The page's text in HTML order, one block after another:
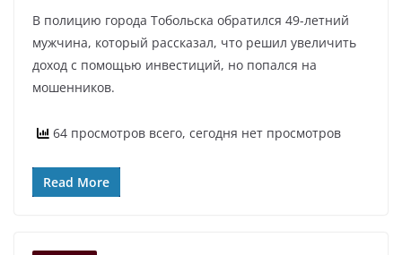
В полицию города Тобольска обратился 49-летний
мужчина, который рассказал, что решил увеличить
доход с помощью инвестиций, но попался на
мошенников.
64 просмотров всего, сегодня нет просмотров
Read More